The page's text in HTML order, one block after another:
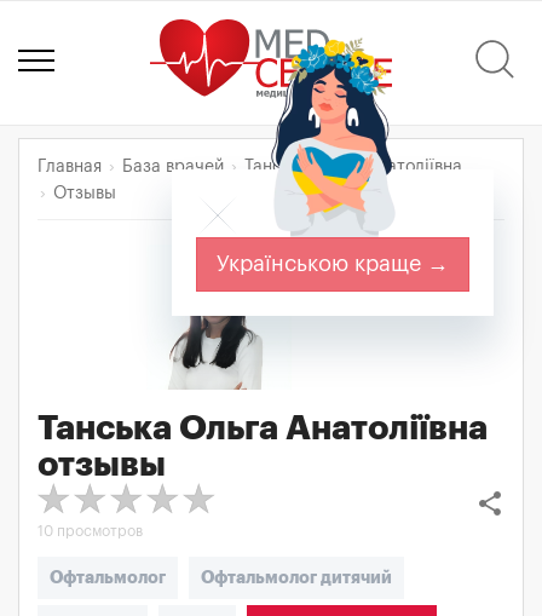
Главная База врачей
Танська Ольга Анатоліївна
Отзывы
Танська Ольга Анатоліївна
отзывы
share
10 просмотров
Офтальмолог Офтальмолог дитячий
Українською краще →